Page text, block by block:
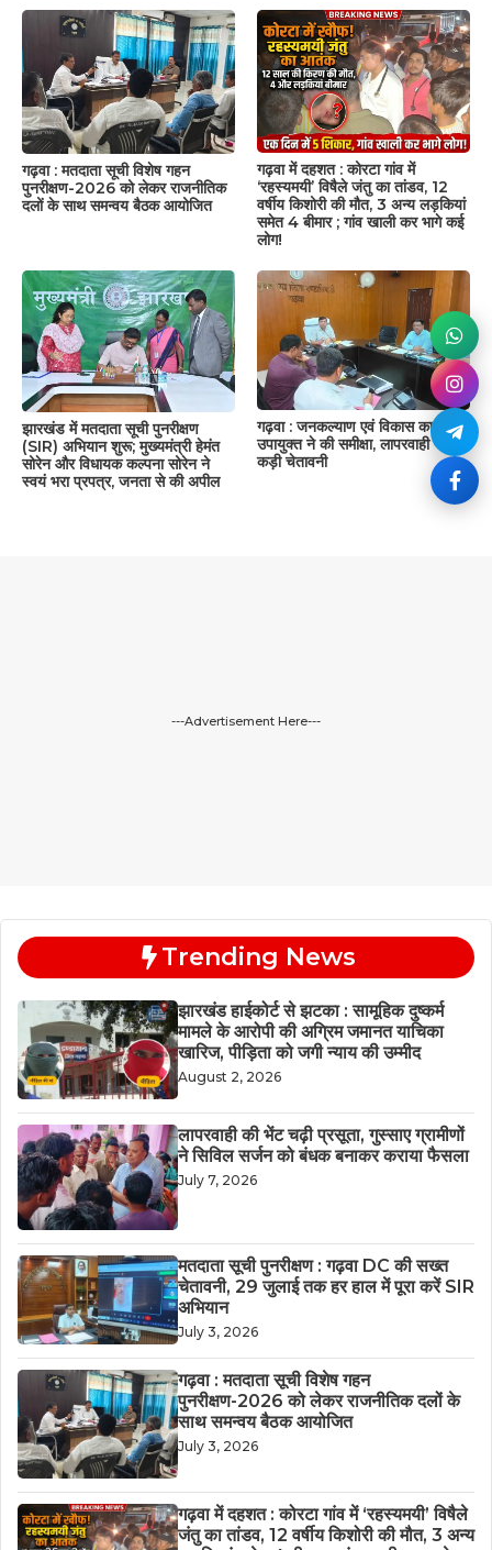
गढ़वा : मतदाता सूची विशेष गहन
पुनरीक्षण-2026 को लेकर राजनीतिक
दलों के साथ समन्वय बैठक आयोजित
गढ़वा में दहशत : कोरटा गांव में
‘रहस्यमयी’ विषैले जंतु का तांडव, 12
वर्षीय किशोरी की मौत, 3 अन्य लड़कियां
समेत 4 बीमार ; गांव खाली कर भागे कई
लोग!
झारखंड में मतदाता सूची पुनरीक्षण
(SIR) अभियान शुरू; मुख्यमंत्री हेमंत
सोरेन और विधायक कल्पना सोरेन ने
स्वयं भरा प्रपत्र, जनता से की अपील
गढ़वा : जनकल्याण एवं विकास कार्यों की
उपायुक्त ने की समीक्षा, लापरवाही पर दी
कड़ी चेतावनी
---Advertisement Here---
Trending News
झारखंड हाईकोर्ट से झटका : सामूहिक दुष्कर्म
मामले के आरोपी की अग्रिम जमानत याचिका
खारिज, पीड़िता को जगी न्याय की उम्मीद
August 2, 2026
लापरवाही की भेंट चढ़ी प्रसूता, गुस्साए ग्रामीणों
ने सिविल सर्जन को बंधक बनाकर कराया फैसला
July 7, 2026
मतदाता सूची पुनरीक्षण : गढ़वा DC की सख्त
चेतावनी, 29 जुलाई तक हर हाल में पूरा करें SIR
अभियान
July 3, 2026
गढ़वा : मतदाता सूची विशेष गहन
पुनरीक्षण-2026 को लेकर राजनीतिक दलों के
साथ समन्वय बैठक आयोजित
July 3, 2026
गढ़वा में दहशत : कोरटा गांव में ‘रहस्यमयी’ विषैले
जंतु का तांडव, 12 वर्षीय किशोरी की मौत, 3 अन्य